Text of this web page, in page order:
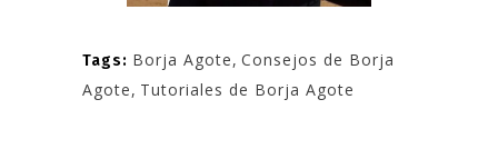
Tags: Borja Agote, Consejos de Borja
Agote, Tutoriales de Borja Agote